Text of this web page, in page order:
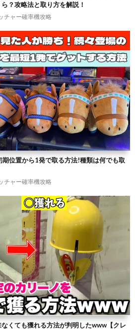
？攻略法と取り方を解説！
チャー確率機攻略
期位置から1発で取る方法!種類は何でも取
チャー確率機攻略
くても獲れる方法が判明したwww【クレ